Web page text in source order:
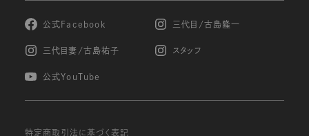
公式Facebook 三代目/古島隆一
三代目妻/古島祐子 スタッフ
公式YouTube
特定商取引法に基づく表記